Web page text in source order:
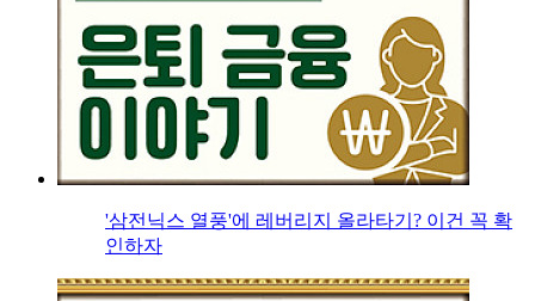
'삼전닉스 열풍'에 레버리지 올라타기? 이건 꼭 확
인하자